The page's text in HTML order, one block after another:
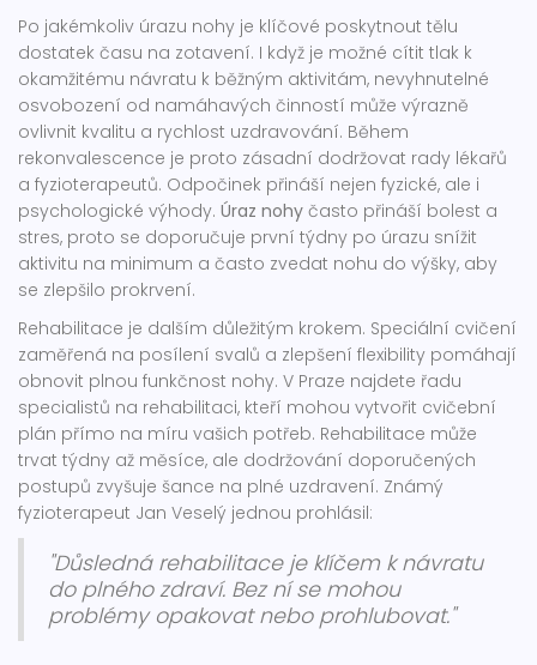
Po jakémkoliv úrazu nohy je klíčové poskytnout tělu
dostatek času na zotavení. I když je možné cítit tlak k
okamžitému návratu k běžným aktivitám, nevyhnutelné
osvobození od namáhavých činností může výrazně
ovlivnit kvalitu a rychlost uzdravování. Během
rekonvalescence je proto zásadní dodržovat rady lékařů
a fyzioterapeutů. Odpočinek přináší nejen fyzické, ale i
psychologické výhody. Úraz nohy často přináší bolest a
stres, proto se doporučuje první týdny po úrazu snížit
aktivitu na minimum a často zvedat nohu do výšky, aby
se zlepšilo prokrvení.
Rehabilitace je dalším důležitým krokem. Speciální cvičení
zaměřená na posílení svalů a zlepšení flexibility pomáhají
obnovit plnou funkčnost nohy. V Praze najdete řadu
specialistů na rehabilitaci, kteří mohou vytvořit cvičební
plán přímo na míru vašich potřeb. Rehabilitace může
trvat týdny až měsíce, ale dodržování doporučených
postupů zvyšuje šance na plné uzdravení. Známý
fyzioterapeut Jan Veselý jednou prohlásil:
"Důsledná rehabilitace je klíčem k návratu
do plného zdraví. Bez ní se mohou
problémy opakovat nebo prohlubovat."